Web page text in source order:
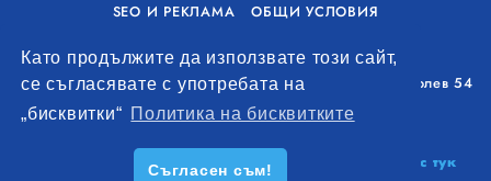
Като продължите да използвате този сайт,
се съгласявате с употребата на
„бисквитки“ Политика на бисквитките
Съгласен съм!
SEO И РЕКЛАМА
ОБЩИ УСЛОВИЯ
Уолоу Интернешънъл ЕООД, гр. Варна, бул. Генерал Колев 54
+359 893 621 112
office@remontna-brigada.com
Създай профил на своя строителен бизнес тук